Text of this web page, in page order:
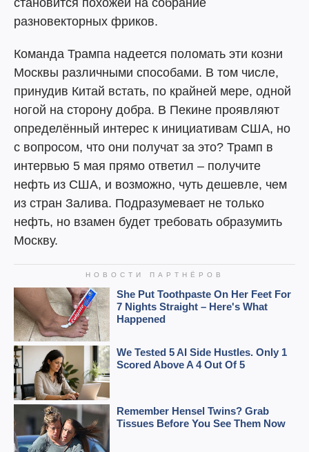
становится похожей на собрание
разновекторных фриков.
Команда Трампа надеется поломать эти козни
Москвы различными способами. В том числе,
принудив Китай встать, по крайней мере, одной
ногой на сторону добра. В Пекине проявляют
определённый интерес к инициативам США, но
с вопросом, что они получат за это? Трамп в
интервью 5 мая прямо ответил – получите
нефть из США, и возможно, чуть дешевле, чем
из стран Залива. Подразумевает не только
нефть, но взамен будет требовать образумить
Москву.